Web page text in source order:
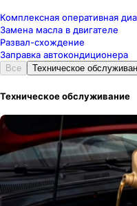
Комплексная оперативная
Замена масла в двигателе
Развал-схождение
Заправка автокондиционера
Все Техническое
Техническое обслуживание